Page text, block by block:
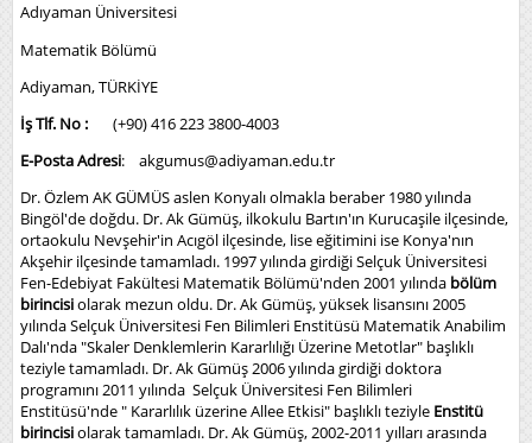
Adıyaman Üniversitesi
Matematik Bölümü
Adiyaman, TÜRKİYE
İş Tlf. No :
(+90) 416 223 3800-4003
E-Posta Adresi: akgumus@adiyaman.edu.tr
Dr. Özlem AK GÜMÜS aslen Konyalı olmakla beraber 1980 yılında
Bingöl'de doğdu. Dr. Ak Gümüş, ilkokulu Bartın'ın Kurucaşile ilçesinde,
ortaokulu Nevşehir'in Acıgöl ilçesinde, lise eğitimini ise Konya'nın
Akşehir ilçesinde tamamladı. 1997 yılında girdiği Selçuk Üniversitesi
Fen-Edebiyat Fakültesi Matematik Bölümü'nden 2001 yılında bölüm
birincisiolarak mezun oldu. Dr. Ak Gümüş, yüksek lisansını 2005
yılında Selçuk Üniversitesi Fen Bilimleri Enstitüsü Matematik Anabilim
Dalı'nda "Skaler Denklemlerin Kararlılığı Üzerine Metotlar" başlıklı
teziyle tamamladı. Dr. Ak Gümüş 2006 yılında girdiği doktora
programını 2011 yılında Selçuk Üniversitesi Fen Bilimleri
Enstitüsü'nde " Kararlılık üzerine Allee Etkisi" başlıklı teziyle Enstitü
birincisiolarak tamamladı. Dr. Ak Gümüş, 2002-2011 yılları arasında